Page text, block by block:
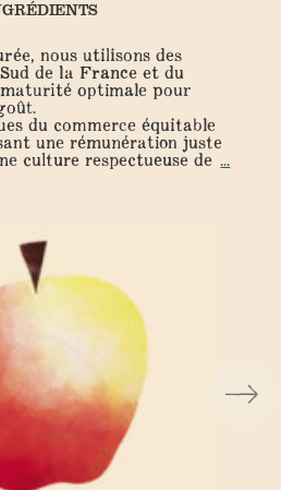
nous utilisons des
de la France et du
optimale pour
du commerce équitable
une rémunération juste
culture respectueuse de ...